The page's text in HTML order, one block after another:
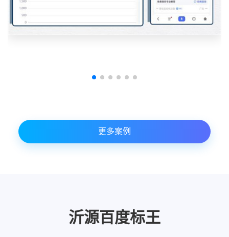
更多案例
沂源百度标王